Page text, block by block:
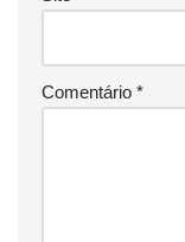
Comentário *